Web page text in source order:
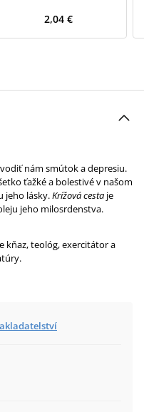
2,04 €
nám smútok a depresiu.
ťažké a bolestivé v našom
jeho lásky.Krížová cesta je
jeho milosrdenstva.
kňaz, teológ, exercitátor a